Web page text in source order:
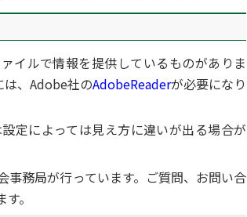
イルで情報を提供しているものがありま
は、Adobe社のAdobeReaderが必要になり
定によっては見え方に違いが出る場合が
事務局が行っています。ご質問、お問い合
。